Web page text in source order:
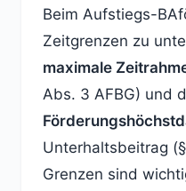
Beim Aufstiegs-
Zeitgrenzen zu
maximale
Abs. 3 AFBG) und
Unterhaltsbeitrag
Grenzen sind